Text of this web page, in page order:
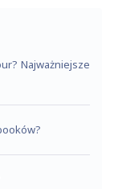
Najważniejsze